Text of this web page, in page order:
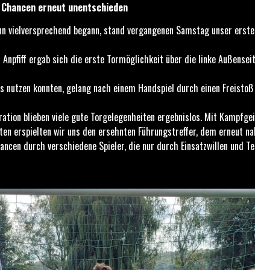
erneut unentschieden
begann, stand vergangenen Samstag unser
Anpfiff ergab sich die erste Tormöglichkeit über die linke
konnten, gelang nach einem Handspiel durch einen
blieben viele gute Torgelegenheiten ergebnislos. Mit
erspielten wir uns den ersehnten Führungstreffer, dem erneut
durch verschiedene Spieler, die nur durch Einsatzwillen und